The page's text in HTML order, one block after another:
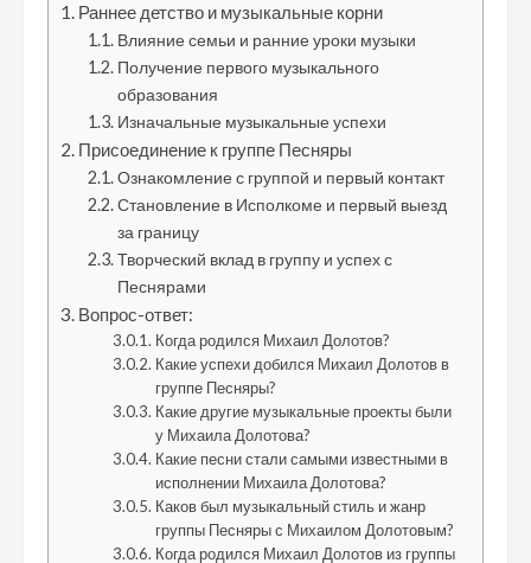
Раннее детство и музыкальные корни
Влияние семьи и ранние уроки музыки
Получение первого музыкального
образования
Изначальные музыкальные успехи
Присоединение к группе Песняры
Ознакомление с группой и первый контакт
Становление в Исполкоме и первый выезд
за границу
Творческий вклад в группу и успех с
Песнярами
Вопрос-ответ:
Когда родился Михаил Долотов?
Какие успехи добился Михаил Долотов в
группе Песняры?
Какие другие музыкальные проекты были
у Михаила Долотова?
Какие песни стали самыми известными в
исполнении Михаила Долотова?
Каков был музыкальный стиль и жанр
группы Песняры с Михаилом Долотовым?
Когда родился Михаил Долотов из группы